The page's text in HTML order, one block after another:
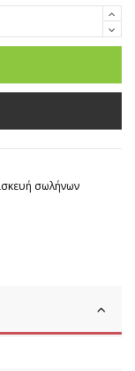
σωλήνων